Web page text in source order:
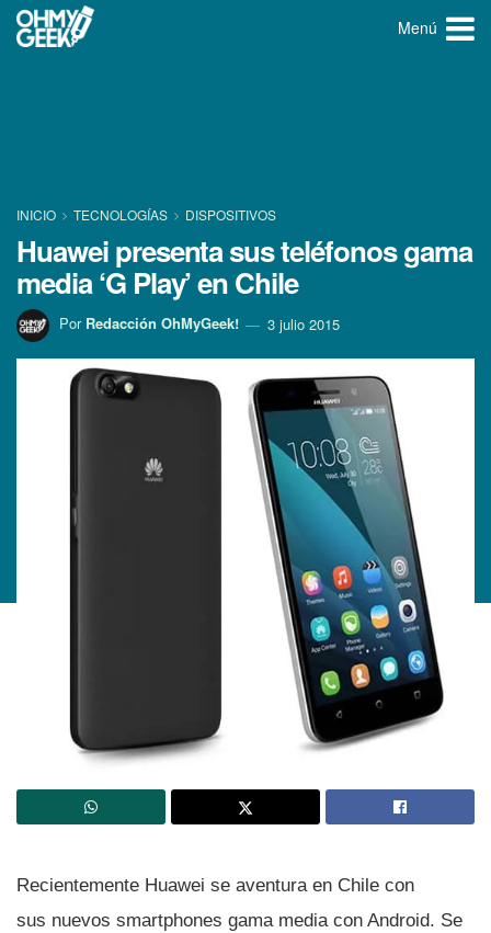
Menú
INICIO TECNOLOGÍ­AS DISPOSITIVOS
Huawei presenta sus teléfonos gama
media ‘G Play’ en Chile
Por Redacción OhMyGeek! 3 julio 2015
Recientemente Huawei se aventura en Chile con
sus nuevos smartphones gama media con Android. Se